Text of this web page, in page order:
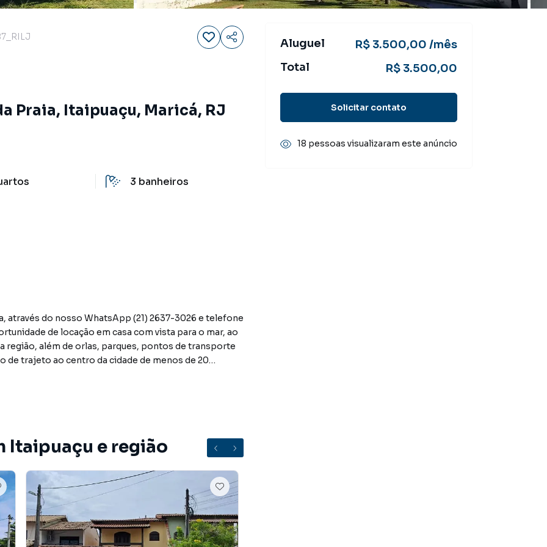
Praia, Itaipuaçu, Maricá, RJ
3 banheiros
através do nosso WhatsApp (21) 2637-3026 e telefone
de locação em casa com vista para o mar, ao
região, além de orlas, parques, pontos de transporte
trajeto ao centro da cidade de menos de 20
vista privilegiada, além de oferecer incríveis 3
vaga de garagem para aproximadamente 7
1 quarto com banheiro, sala e uma área de serviço
e praticidade.
Itaipuaçu e região
Aluguel
R$ 3.500,00 /mês
Total
R$ 3.500,00
Solicitar contato
18 pessoas visualizaram este anúncio